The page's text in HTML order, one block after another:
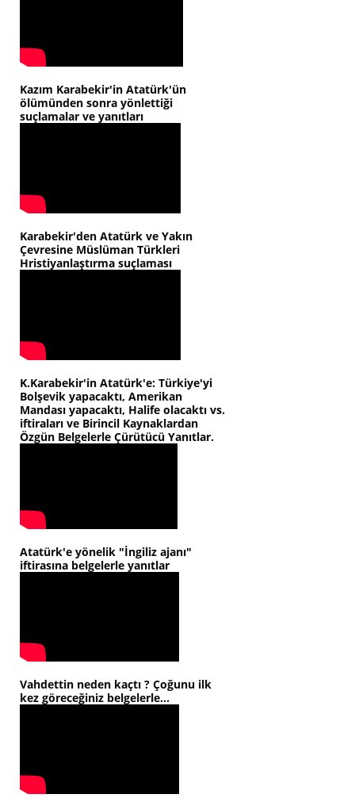
Kazım Karabekir'in Atatürk'ün
ölümünden sonra yönlettiği
suçlamalar ve yanıtları
Karabekir'den Atatürk ve Yakın
Çevresine Müslüman Türkleri
Hristiyanlaştırma suçlaması
K.Karabekir'in Atatürk'e: Türkiye'yi
Bolşevik yapacaktı, Amerikan
Mandası yapacaktı, Halife olacaktı vs.
iftiraları ve Birincil Kaynaklardan
Özgün Belgelerle Çürütücü Yanıtlar.
Atatürk'e yönelik "İngiliz ajanı"
iftirasına belgelerle yanıtlar
Vahdettin neden kaçtı ? Çoğunu ilk
kez göreceğiniz belgelerle...